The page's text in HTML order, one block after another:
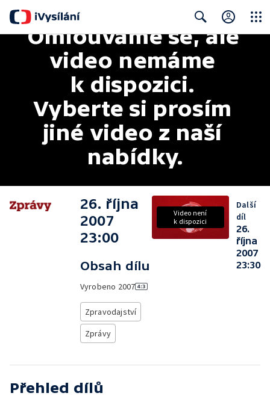
Search
Omlouváme se, ale
video nemáme
k dispozici.
Vyberte si prosím
jiné video z naší
nabídky.
26. října
2007
23:00
Obsah dílu
Vyrobeno 2007
Zpravodajství
Zprávy
Video není
k dispozici
Další
díl
26.
října
2007
23:30
Přehled dílů